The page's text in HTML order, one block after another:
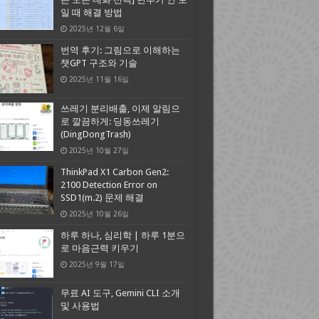
일 때 해결 방법
2025년 12월 6일
번역 후기: 그림으로 이해하는
챗GPT 구조와 기술
2025년 11월 16일
쓰레기 분리배출, 이제 알림으
로 깔끔하게: 딩동쓰레기
(DingDongTrash)
2025년 10월 27일
ThinkPad X1 Carbon Gen2:
2100 Detection Error on
SSD1(m.2) 문제 해결
2025년 10월 26일
하루 하나, 심리학 | 하루 1분으
로 마음근력 키우기
2025년 9월 17일
무료 AI 도구, Gemini CLI 소개
및 사용법